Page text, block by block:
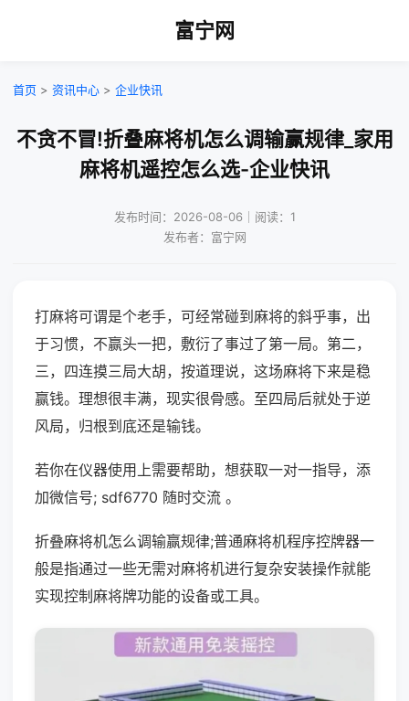
富宁网
首页 > 资讯中心 > 企业快讯
不贪不冒!折叠麻将机怎么调输赢规律_家用
麻将机遥控怎么选-企业快讯
发布时间：2026-08-06｜阅读：1
发布者：富宁网
打麻将可谓是个老手，可经常碰到麻将的斜乎事，出
于习惯，不赢头一把，敷衍了事过了第一局。第二，
三，四连摸三局大胡，按道理说，这场麻将下来是稳
赢钱。理想很丰满，现实很骨感。至四局后就处于逆
风局，归根到底还是输钱。
若你在仪器使用上需要帮助，想获取一对一指导，添
加微信号; sdf6770 随时交流 。
折叠麻将机怎么调输赢规律;普通麻将机程序控牌器一
般是指通过一些无需对麻将机进行复杂安装操作就能
实现控制麻将牌功能的设备或工具。